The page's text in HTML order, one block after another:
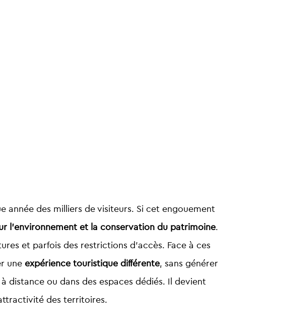
année des milliers de visiteurs. Si cet engouement
l’environnement et la conservation du patrimoine.
et parfois des restrictions d’accès. Face à ces
une expérience touristique différente, sans générer
distance ou dans des espaces dédiés. Il devient
des territoires.